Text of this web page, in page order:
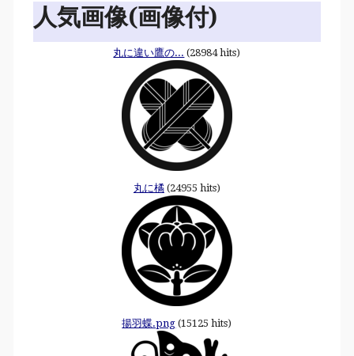
人気画像(画像付)
丸に違い鷹の... (28984 hits)
丸に橘(24955 hits)
揚羽蝶.png (15125 hits)